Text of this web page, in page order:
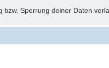
bzw. Sperrung deiner Daten